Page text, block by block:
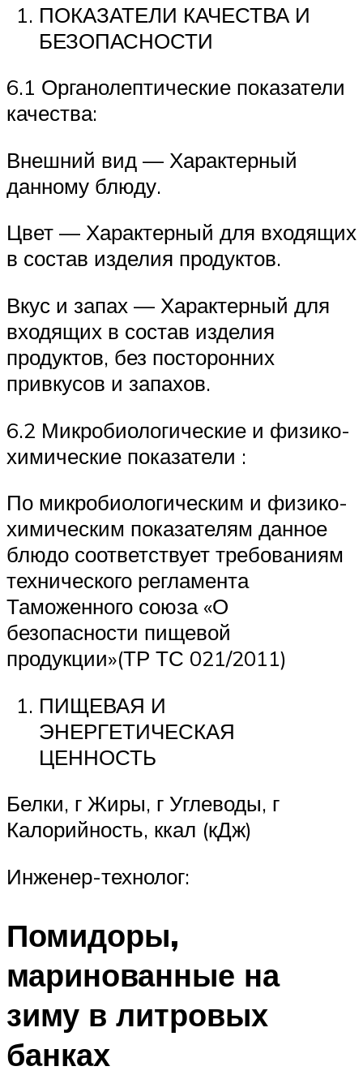
ПОКАЗАТЕЛИ КАЧЕСТВА И
БЕЗОПАСНОСТИ
6.1 Органолептические показатели
качества:
Внешний вид — Характерный
данному блюду.
Цвет — Характерный для входящих
в состав изделия продуктов.
Вкус и запах — Характерный для
входящих в состав изделия
продуктов, без посторонних
привкусов и запахов.
6.2 Микробиологические и физико-
химические показатели :
По микробиологическим и физико-
химическим показателям данное
блюдо соответствует требованиям
технического регламента
Таможенного союза «О
безопасности пищевой
продукции»(ТР ТС 021/2011)
ПИЩЕВАЯ И
ЭНЕРГЕТИЧЕСКАЯ
ЦЕННОСТЬ
Белки, г Жиры, г Углеводы, г
Калорийность, ккал (кДж)
Инженер-технолог:
Помидоры,
маринованные на
зиму в литровых
банках